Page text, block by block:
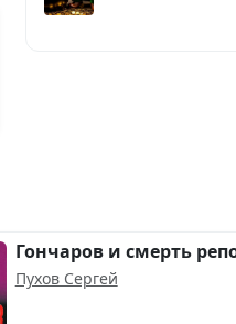
Гончаров и смерть
Пухов Сергей